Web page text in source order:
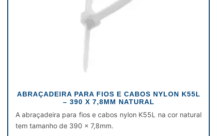
ABRAÇADEIRA PARA FIOS E CABOS NYLON K55L
– 390 X 7,8MM NATURAL
A abraçadeira para fios e cabos nylon K55L na cor natural
tem tamanho de 390 x 7,8mm.